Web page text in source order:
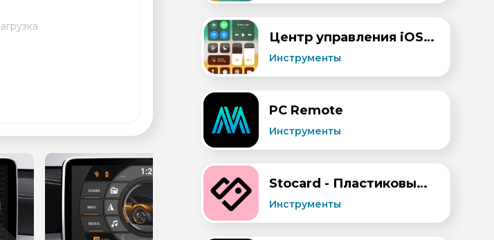
Центр управления iOS 15
Инструменты
PC Remote
Инструменты
Stocard - Пластиковые карты в телефоне
Инструменты